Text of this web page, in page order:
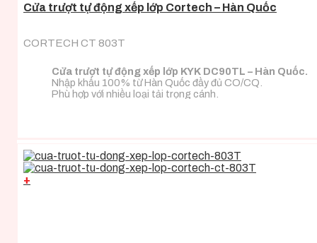
Cửa trượt tự động xếp lớp Cortech – Hàn Quốc
CORTECH CT 803T
Cửa trượt tự động xếp lớp KYK DC90TL – Hàn Quốc.
Nhập khẩu 100% từ Hàn Quốc đầy đủ CO/CQ.
Phù hợp với nhiều loại tải trọng cánh.
+